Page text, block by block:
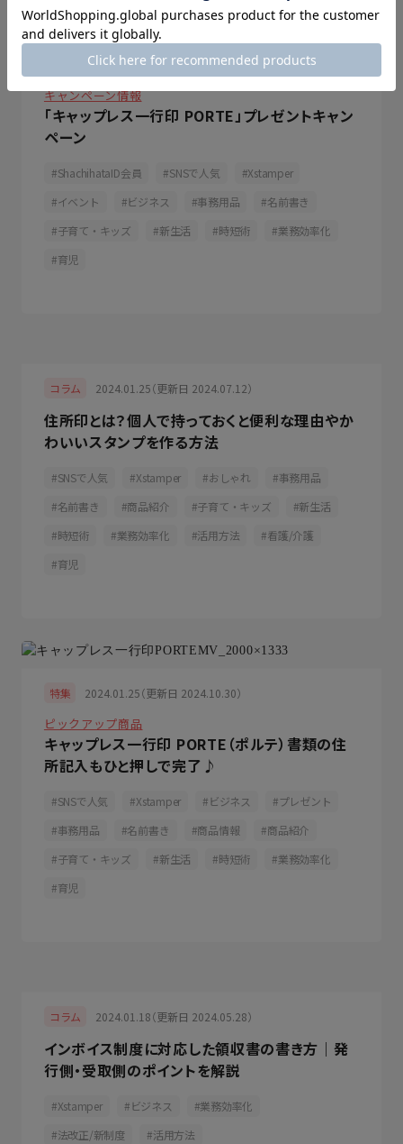
2024.02.01（更新日 2024.06.06）
キャンペーン情報
「キャップレス一行印 PORTE」プレゼントキャン
ペーン
ShachihataID会員 SNSで人気
Xstamper
イベント
ビジネス 事務用品
名前書き
子育て・キッズ
新生活 時短術
業務効率化
育児
コラム 2024.01.25（更新日 2024.07.12）
住所印とは？個人で持っておくと便利な理由やか
わいいスタンプを作る方法
SNSで人気 Xstamper おしゃれ
事務用品
名前書き
商品紹介 子育て・キッズ
新生活
時短術
業務効率化 活用方法
看護/介護
育児
特集 2024.01.25（更新日 2024.10.30）
ピックアップ商品
キャップレス一行印 PORTE（ポルテ）書類の住
所記入もひと押しで完了♪
SNSで人気 Xstamper ビジネス
プレゼント
事務用品
名前書き 商品情報
商品紹介
子育て・キッズ
新生活 時短術
業務効率化
育児
コラム 2024.01.18（更新日 2024.05.28）
インボイス制度に対応した領収書の書き方｜発
行側・受取側のポイントを解説
Xstamper ビジネス
業務効率化
法改正/新制度
活用方法